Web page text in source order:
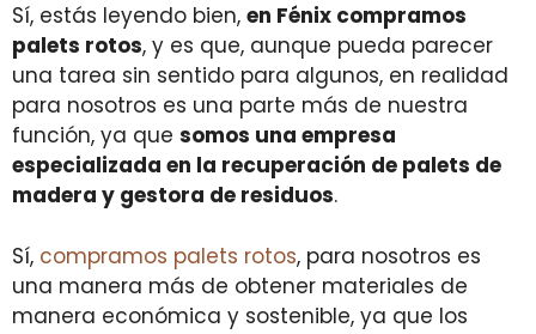
Sí, estás leyendo bien, en Fénix compramos
palets rotos, y es que, aunque pueda parecer
una tarea sin sentido para algunos, en realidad
para nosotros es una parte más de nuestra
función, ya que somos una empresa
especializada en la recuperación de palets de
madera y gestora de residuos.
Sí, compramos palets rotos, para nosotros es
una manera más de obtener materiales de
manera económica y sostenible, ya que los